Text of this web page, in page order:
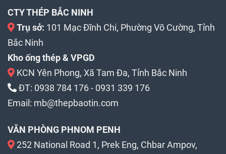
CTY THÉP BẮC NINH
Trụ sở: 101 Mạc Đĩnh Chi, Phường Võ Cường, Tỉnh
Bắc Ninh
Kho ống thép & VPGD
KCN Yên Phong, Xã Tam Đa, Tỉnh Bắc Ninh
ĐT: 0938 784 176- 0931 339 176
Email: mb@thepbaotin.com
VĂN PHÒNG PHNOM PENH
252 National Road 1, Prek Eng, Chbar Ampov,